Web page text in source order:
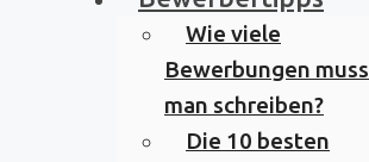
Wie viele
Bewerbungen muss
man schreiben?
Die 10 besten